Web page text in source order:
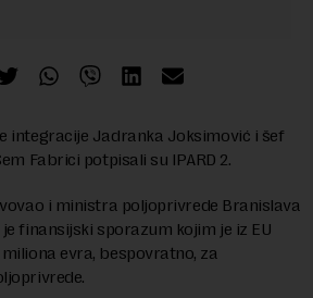
integracije Jadranka Joksimović i šef
Fabrici potpisali su IPARD 2.
i ministra poljoprivrede Branislava
je finansijski sporazum kojim je iz EU
evra, bespovratno, za